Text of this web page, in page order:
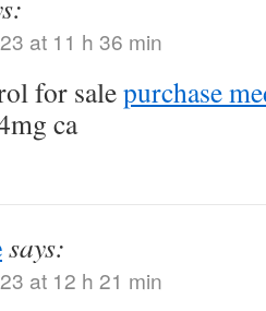
at 11 h 36 min
for salepurchase
ca
says:
at 12 h 21 min